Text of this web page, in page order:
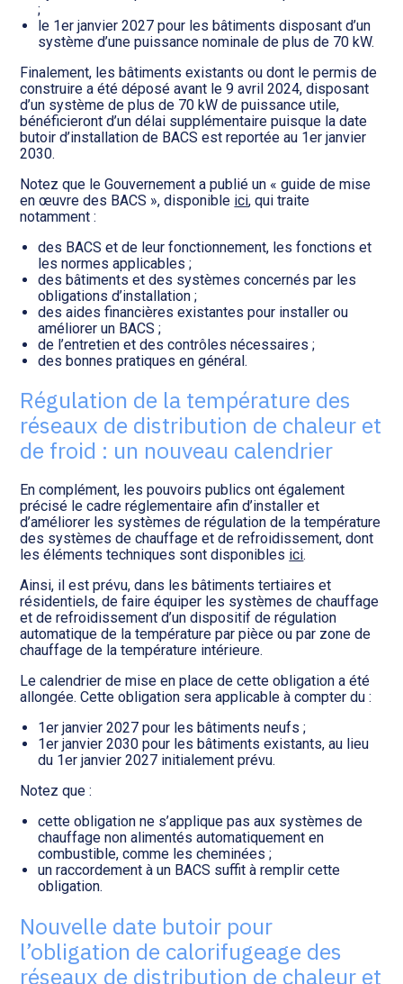
;
le 1er janvier 2027 pour les bâtiments disposant d’un
système d’une puissance nominale de plus de 70 kW.
Finalement, les bâtiments existants ou dont le permis de
construire a été déposé avant le 9 avril 2024, disposant
d’un système de plus de 70 kW de puissance utile,
bénéficieront d’un délai supplémentaire puisque la date
butoir d’installation de BACS est reportée au 1er janvier
2030.
Notez que le Gouvernement a publié un « guide de mise
en œuvre des BACS », disponible ici, qui traite
notamment :
des BACS et de leur fonctionnement, les fonctions et
les normes applicables ;
des bâtiments et des systèmes concernés par les
obligations d’installation ;
des aides financières existantes pour installer ou
améliorer un BACS ;
de l’entretien et des contrôles nécessaires ;
des bonnes pratiques en général.
Régulation de la température des
réseaux de distribution de chaleur et
de froid : un nouveau calendrier
En complément, les pouvoirs publics ont également
précisé le cadre réglementaire afin d’installer et
d’améliorer les systèmes de régulation de la température
des systèmes de chauffage et de refroidissement, dont
les éléments techniques sont disponibles ici.
Ainsi, il est prévu, dans les bâtiments tertiaires et
résidentiels, de faire équiper les systèmes de chauffage
et de refroidissement d’un dispositif de régulation
automatique de la température par pièce ou par zone de
chauffage de la température intérieure.
Le calendrier de mise en place de cette obligation a été
allongée. Cette obligation sera applicable à compter du :
1er janvier 2027 pour les bâtiments neufs ;
1er janvier 2030 pour les bâtiments existants, au lieu
du 1er janvier 2027 initialement prévu.
Notez que :
cette obligation ne s’applique pas aux systèmes de
chauffage non alimentés automatiquement en
combustible, comme les cheminées ;
un raccordement à un BACS suffit à remplir cette
obligation.
Nouvelle date butoir pour
l’obligation de calorifugeage des
réseaux de distribution de chaleur et